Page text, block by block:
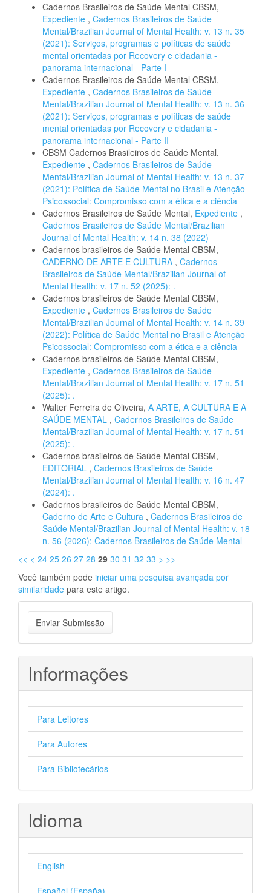
Cadernos Brasileiros de Saúde Mental CBSM,
Expediente , Cadernos Brasileiros de Saúde
Mental/Brazilian Journal of Mental Health: v. 13 n. 35
(2021): Serviços, programas e políticas de saúde
mental orientadas por Recovery e cidadania -
panorama internacional - Parte I
Cadernos Brasileiros de Saúde Mental CBSM,
Expediente , Cadernos Brasileiros de Saúde
Mental/Brazilian Journal of Mental Health: v. 13 n. 36
(2021): Serviços, programas e políticas de saúde
mental orientadas por Recovery e cidadania -
panorama internacional - Parte II
CBSM Cadernos Brasileiros de Saúde Mental,
Expediente , Cadernos Brasileiros de Saúde
Mental/Brazilian Journal of Mental Health: v. 13 n. 37
(2021): Política de Saúde Mental no Brasil e Atenção
Psicossocial: Compromisso com a ética e a ciência
Cadernos Brasileiros de Saúde Mental, Expediente ,
Cadernos Brasileiros de Saúde Mental/Brazilian
Journal of Mental Health: v. 14 n. 38 (2022)
Cadernos brasileiros de Saúde Mental CBSM,
CADERNO DE ARTE E CULTURA , Cadernos
Brasileiros de Saúde Mental/Brazilian Journal of
Mental Health: v. 17 n. 52 (2025): .
Cadernos brasileiros de Saúde Mental CBSM,
Expediente , Cadernos Brasileiros de Saúde
Mental/Brazilian Journal of Mental Health: v. 14 n. 39
(2022): Política de Saúde Mental no Brasil e Atenção
Psicossocial: Compromisso com a ética e a ciência
Cadernos brasileiros de Saúde Mental CBSM,
Expediente , Cadernos Brasileiros de Saúde
Mental/Brazilian Journal of Mental Health: v. 17 n. 51
(2025): .
Walter Ferreira de Oliveira, A ARTE, A CULTURA E A
SAÚDE MENTAL , Cadernos Brasileiros de Saúde
Mental/Brazilian Journal of Mental Health: v. 17 n. 51
(2025): .
Cadernos brasileiros de Saúde Mental CBSM,
EDITORIAL , Cadernos Brasileiros de Saúde
Mental/Brazilian Journal of Mental Health: v. 16 n. 47
(2024): .
Cadernos brasileiros de Saúde Mental CBSM,
Caderno de Arte e Cultura , Cadernos Brasileiros de
Saúde Mental/Brazilian Journal of Mental Health: v. 18
n. 56 (2026): Cadernos Brasileiros de Saúde Mental
<< < 24 25 26 27 28 29 30 31 32 33 > >>
Você também pode iniciar uma pesquisa avançada por
similaridade para este artigo.
Enviar
Submissão
Enviar Submissão
Informações
Para Leitores
Para Autores
Para Bibliotecários
Idioma
English